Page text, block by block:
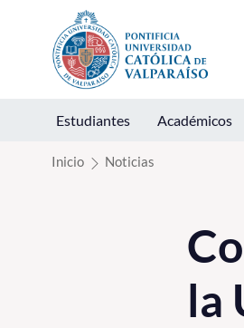
Click acá para ir directamente al
Estudiantes Académicos
Inicio Noticias
la